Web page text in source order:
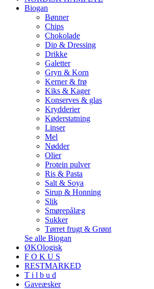
Biogan
Bønner
Chips
Chokolade
Dip & Dressing
Drikke
Galetter
Gryn & Korn
Kerner & frø
Kiks & Kager
Konserves & glas
Krydderier
Køderstatning
Linser
Mel
Nødder
Olier
Protein pulver
Ris & Pasta
Salt & Soya
Sirup & Honning
Slik
Smørepålæg
Sukker
Tørret frugt & Grønt
Se alle Biogan
ØKOlogisk
F O K U S
RESTMARKED
T i l b u d
Gaveæsker